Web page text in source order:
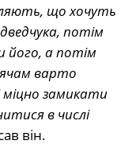
що хочуть
потім
його, а потім
варто
міцно замикати
в числі
він.